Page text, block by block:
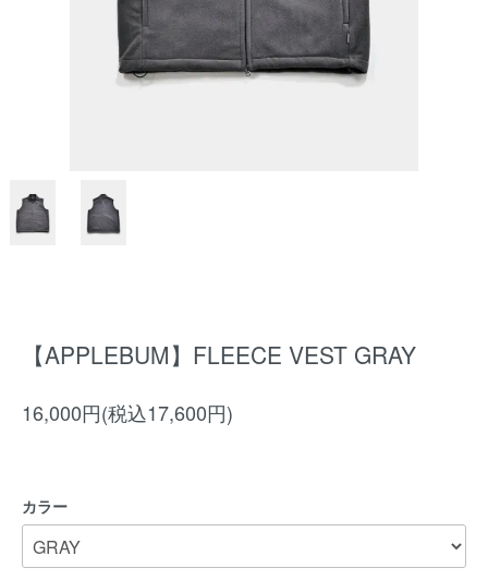
【APPLEBUM】FLEECE VEST GRAY
16,000円(税込17,600円)
カラー